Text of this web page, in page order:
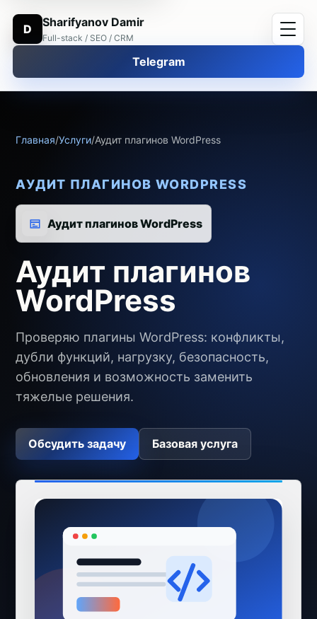
D Sharifyanov Damir
Full-stack / SEO / CRM
Telegram
Главная/Услуги/Аудит плагинов WordPress
АУДИТ ПЛАГИНОВ WORDPRESS
Аудит плагинов WordPress
Аудит плагинов
WordPress
Проверяю плагины WordPress: конфликты,
дубли функций, нагрузку, безопасность,
обновления и возможность заменить
тяжелые решения.
Обсудить задачу Базовая услуга